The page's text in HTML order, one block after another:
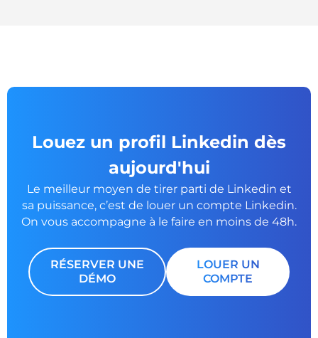
Louez un profil Linkedin dès
aujourd'hui
Le meilleur moyen de tirer parti de Linkedin et
sa puissance, c’est de louer un compte Linkedin.
On vous accompagne à le faire en moins de 48h.
RÉSERVER UNE
DÉMO
LOUER UN
COMPTE